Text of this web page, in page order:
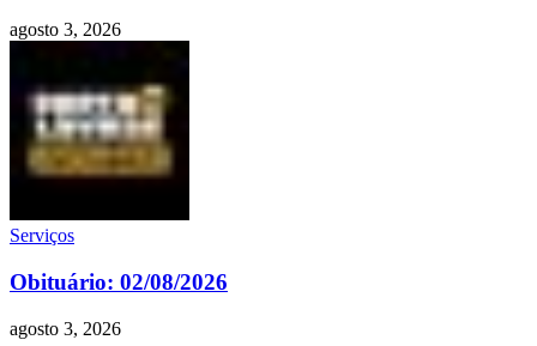
agosto 3, 2026
Serviços
Obituário: 02/08/2026
agosto 3, 2026